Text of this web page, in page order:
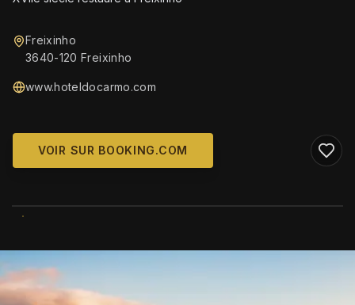
Freixinho
3640-120 Freixinho
www.hoteldocarmo.com
VOIR SUR BOOKING.COM